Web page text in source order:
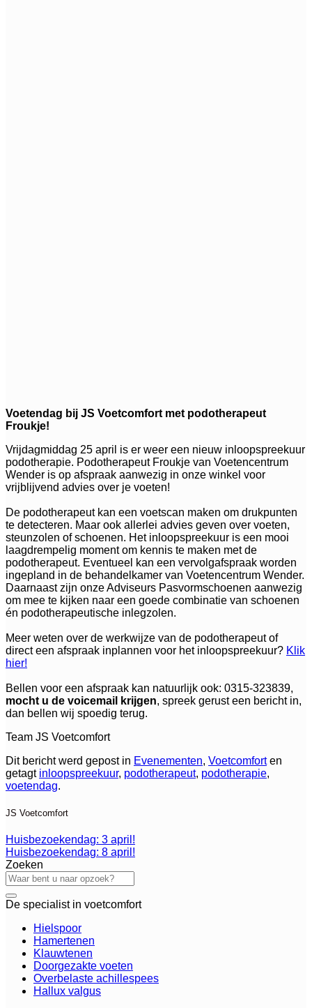
Voetendag bij JS Voetcomfort met podotherapeut
Froukje!
Vrijdagmiddag 25 april is er weer een nieuw inloopspreekuur
podotherapie. Podotherapeut Froukje van Voetencentrum
Wender is op afspraak aanwezig in onze winkel voor
vrijblijvend advies over je voeten!
De podotherapeut kan een voetscan maken om drukpunten
te detecteren. Maar ook allerlei advies geven over voeten,
steunzolen of schoenen. Het inloopspreekuur is een mooi
laagdrempelig moment om kennis te maken met de
podotherapeut. Eventueel kan een vervolgafspraak worden
ingepland in de behandelkamer van Voetencentrum Wender.
Daarnaast zijn onze Adviseurs Pasvormschoenen aanwezig
om mee te kijken naar een goede combinatie van schoenen
én podotherapeutische inlegzolen.
Meer weten over de werkwijze van de podotherapeut of
direct een afspraak inplannen voor het inloopspreekuur? Klik
hier!
Bellen voor een afspraak kan natuurlijk ook: 0315-323839,
mocht u de voicemail krijgen, spreek gerust een bericht in,
dan bellen wij spoedig terug.
Team JS Voetcomfort
Dit bericht werd gepost in Evenementen, Voetcomforten
getagt inloopspreekuur, podotherapeut, podotherapie,
voetendag.
JS Voetcomfort
Huisbezoekendag: 3 april!
Huisbezoekendag: 8 april!
Zoeken
De specialist in voetcomfort
Hielspoor
Hamertenen
Klauwtenen
Doorgezakte voeten
Overbelaste achillespees
Hallux valgus